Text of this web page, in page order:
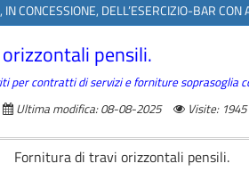
CONCESSIONE, DELL’ESERCIZIO-BAR
pensili.
per contratti di servizi e forniture soprasoglia
Ultima modifica: 08-08-2025 Visite: 1945
Fornitura di travi orizzontali pensili.